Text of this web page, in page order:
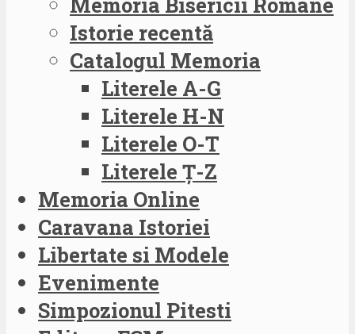
Istorie recentă
Catalogul Memoria
Literele A-G
Literele H-N
Literele O-T
Literele Ț-Z
Memoria Online
Caravana Istoriei
Libertate si Modele
Evenimente
Simpozionul Pitesti